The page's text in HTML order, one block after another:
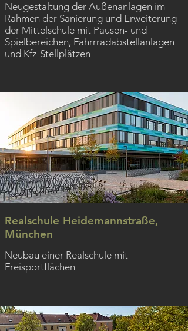
Neugestaltung der Außenanlagen im
Rahmen der Sanierung und Erweiterung
der Mittelschule mit Pausen- und
Spielbereichen, Fahrrradabstellanlagen
und Kfz-Stellplätzen
Neubau einer Realschule mit
Freisportflächen
Realschule Heidemannstraße,
München